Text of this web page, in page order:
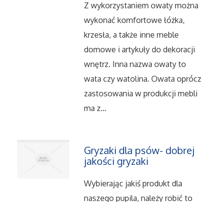
Kosmetyki
Leczenie
Salony Kosmetyczne
Sprzęt Medyczny
Oprogramowanie
Strony Internetowe
Kontakt
Z wykorzystaniem owaty można
wykonać komfortowe łóżka,
krzesła, a także inne meble
domowe i artykuły do dekoracji
wnętrz. Inna nazwa owaty to
wata czy watolina. Owata oprócz
zastosowania w produkcji mebli
ma z...
Gryzaki dla psów- dobrej
jakości gryzaki
Wybierając jakiś produkt dla
naszego pupila, należy robić to